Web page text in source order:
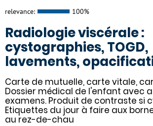
relevance: 100%
Radiologie viscérale :
cystographies, TOGD,
lavements,
Carte de mutuelle, carte vitale,
Dossier médical de l'enfant avec
examens. Produit de contraste si
Etiquettes du jour à faire aux
au rez-de-chau